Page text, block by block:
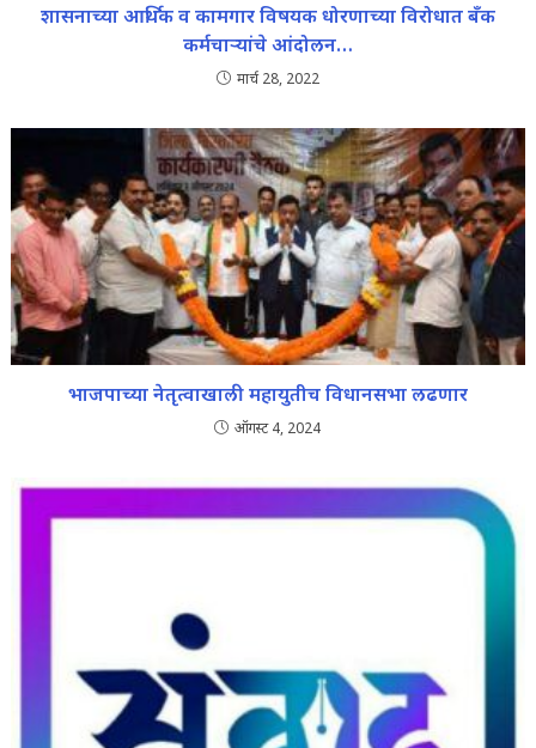
शासनाच्या आर्थिक व कामगार विषयक धोरणाच्या विरोधात बँक
कर्मचाऱ्यांचे आंदोलन…
मार्च 28, 2022
भाजपाच्या नेतृत्वाखाली महायुतीच विधानसभा लढणार
ऑगस्ट 4, 2024